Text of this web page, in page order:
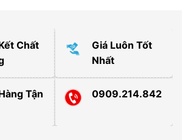
Chất
Giá Luôn Tốt
Nhất
Tận
0909.214.842